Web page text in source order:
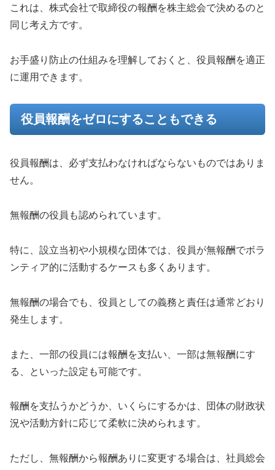
これは、株式会社で取締役の報酬を株主総会で決めるのと
同じ考え方です。
お手盛り防止の仕組みを理解しておくと、役員報酬を適正
に運用できます。
役員報酬をゼロにすることもできる
役員報酬は、必ず支払わなければならないものではありま
せん。
無報酬の役員も認められています。
特に、設立当初や小規模な団体では、役員が無報酬でボラ
ンティア的に活動するケースも多くあります。
無報酬の場合でも、役員としての義務と責任は通常どおり
発生します。
また、一部の役員には報酬を支払い、一部は無報酬にす
る、といった設定も可能です。
報酬を支払うかどうか、いくらにするかは、団体の財政状
況や活動方針に応じて柔軟に決められます。
ただし、無報酬から報酬ありに変更する場合は、社員総会